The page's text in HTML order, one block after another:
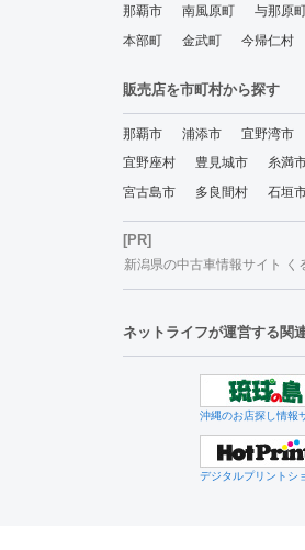
那覇市 南風原町 与那原
本部町
金武町 今帰仁村
販売店を市町村から探す
那覇市 浦添市 宜野湾市
宜野座村
豊見城市 糸満
宮古島市
多良間村 石垣
[PR]
新潟県の中古車情報サイト く
ネットライフが運営する関
沖縄のお店探し情報
デジタルプリントシ